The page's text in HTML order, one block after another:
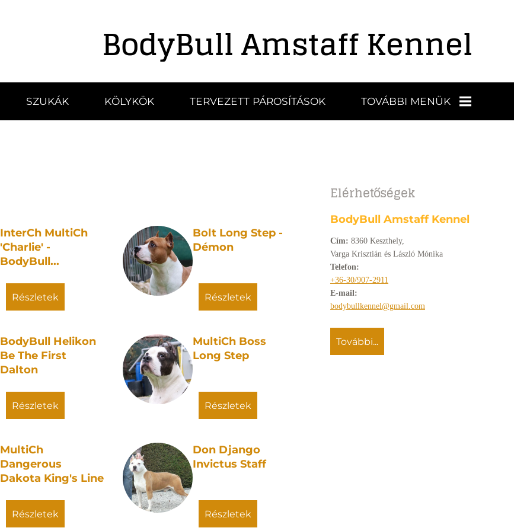
BodyBull Amstaff Kennel
SZUKÁK KÖLYKÖK TERVEZETT PÁROSÍTÁSOK TOVÁBBI MENÜK
BÜSZKESÉGEINK
PARTNEREINK
ELÉRHETŐSÉGEK
Elérhetőségek
BodyBull Amstaff Kennel
Cím: 8360 Keszthely,
Varga Krisztián és László Mónika
Telefon:
+36-30/907-2911
E-mail:
bodybullkennel@gmail.com
további...
InterCh MultiCh
'Charlie' -
BodyBull...
részletek
Bolt Long Step -
Démon
részletek
BodyBull Helikon
Be The First
Dalton
részletek
MultiCh Boss
Long Step
részletek
MultiCh
Dangerous
Dakota King's Line
részletek
Don Django
Invictus Staff
részletek